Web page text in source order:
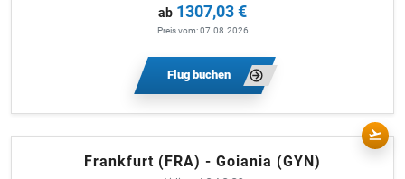
ab 1307,03 €
Preis vom: 07.08.2026
Flug buchen
Frankfurt (FRA) - Goiania (GYN)